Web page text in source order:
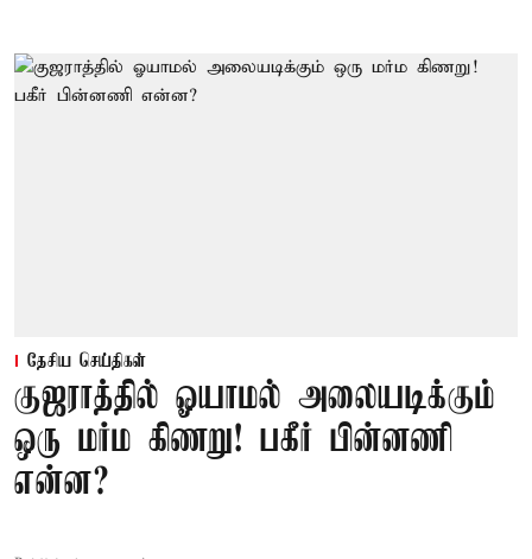
தேசிய செய்திகள்
குஜராத்தில் ஓயாமல் அலையடிக்கும்
ஒரு மர்ம கிணறு! பகீர் பின்னணி
என்ன?